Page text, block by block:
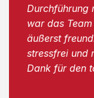
Durchführung
war das
äußerst
stressfrei und
Dank für den